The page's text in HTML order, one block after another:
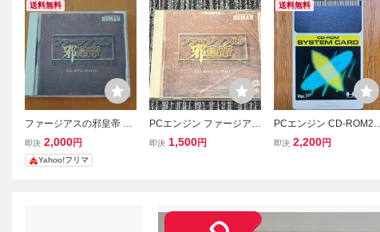
送料無料
ファージアスの邪皇帝 PC
エンジン CD-ROM2 葉書
付き
即決 2,000円
Yahoo!フリマ
PCエンジン ファージアス
の邪皇帝 SUPER CD-RO
即決 1,500円
送料無料
PCエンジン CD-ROM2
用 システムカード Ver1.
即決 2,200円